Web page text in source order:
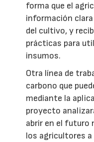
forma que el
información
del cultivo, y
prácticas para
insumos.
Otra línea de
carbono que
mediante la
proyecto
abrir en el futuro
los agricultores